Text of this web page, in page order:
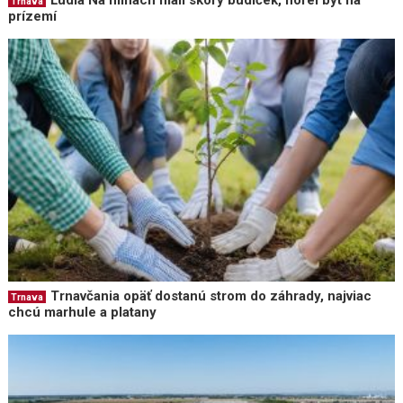
prízemí
Trnava
Trnavčania opäť dostanú strom do záhrady, najviac
chcú marhule a platany